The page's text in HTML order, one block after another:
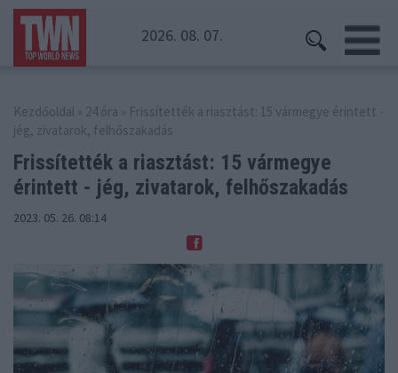
2026. 08. 07.
Kezdőoldal » 24 óra » Frissítették a riasztást: 15 vármegye érintett -
jég, zivatarok, felhőszakadás
Frissítették a riasztást: 15 vármegye
érintett - jég, zivatarok, felhőszakadás
2023. 05. 26. 08:14